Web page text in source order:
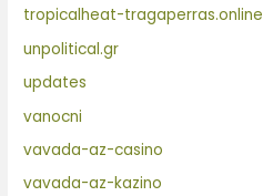
tropicalheat-tragaperras.online
unpolitical.gr
updates
vanocni
vavada-az-casino
vavada-az-kazino